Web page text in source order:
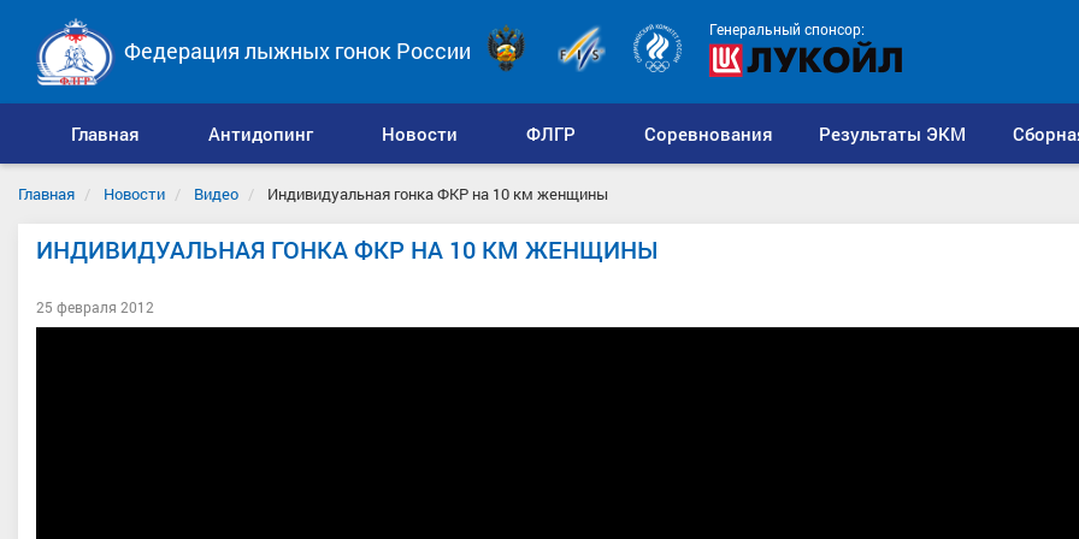
Генеральный спонсор:
Федерация лыжных гонок России
Главная Антидопинг Новости ФЛГР Соревнования Результаты ЭКМ
Главная Новости Видео Индивидуальная гонка ФКР на 10 км женщины
ИНДИВИДУАЛЬНАЯ ГОНКА ФКР НА 10 КМ ЖЕНЩИНЫ
25 февраля 2012